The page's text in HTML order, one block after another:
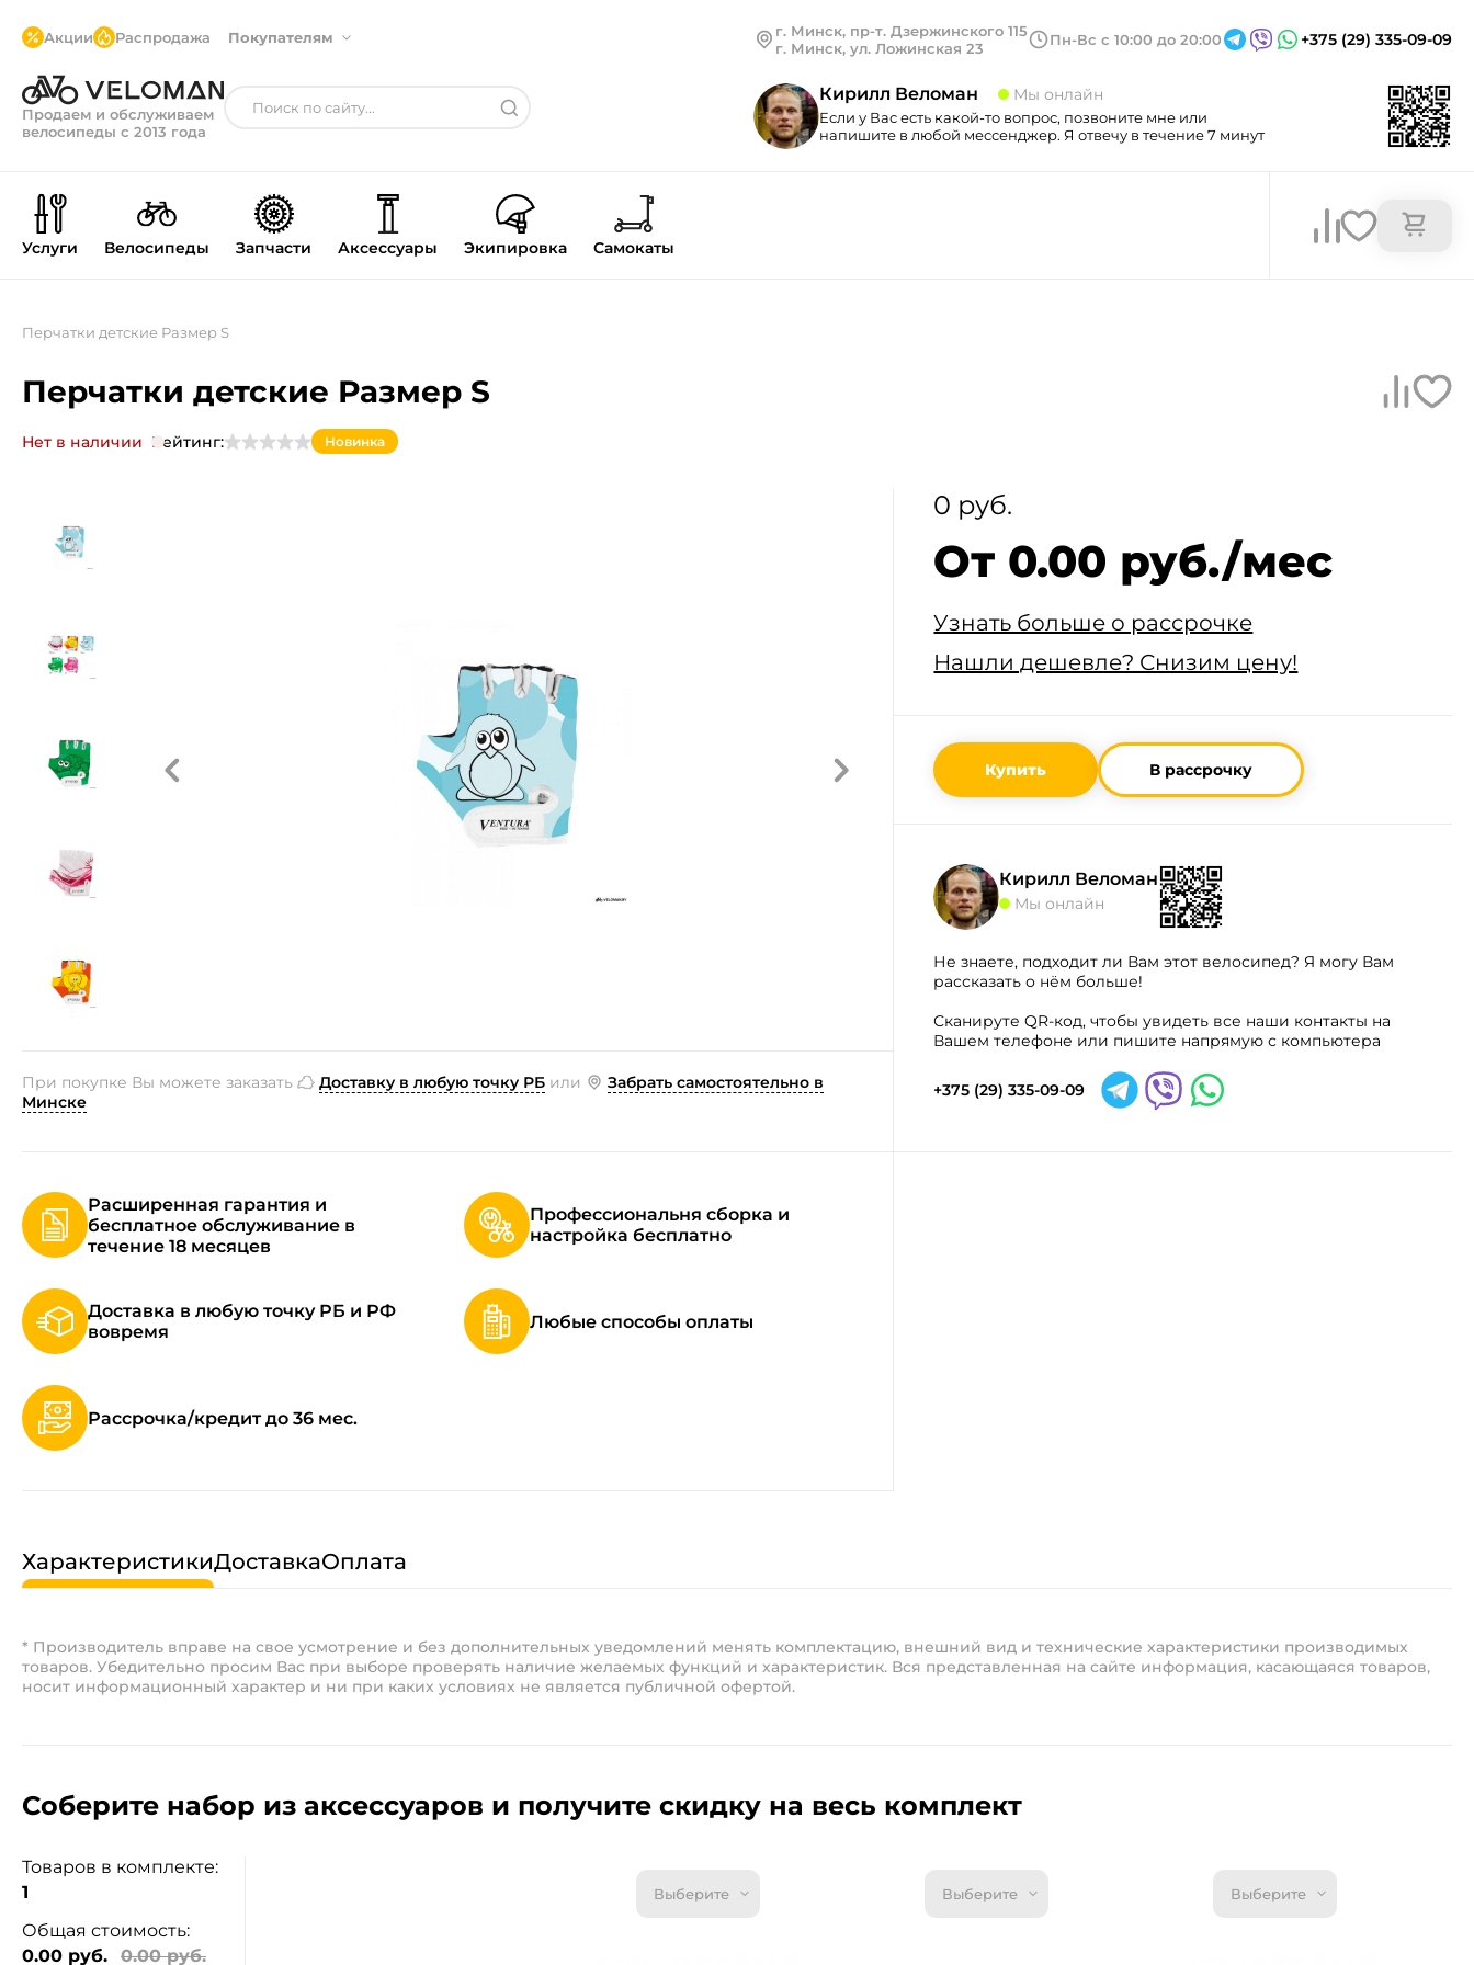
Акции Распродажа Покупателям
Продаем и обслуживаем
велосипеды с 2013 года
г. Минск, пр-т. Дзержинского 115
г. Минск, ул. Ложинская 23
Пн-Вс с 10:00 до 20:00 +375 (29) 335-09-09
Кирилл Веломан Мы онлайн
Если у Вас есть какой-то вопрос, позвоните мне или
напишите в любой мессенджер. Я отвечу в течение 7 минут
Услуги Велосипеды Запчасти Аксессуары Экипировка Самокаты
Перчатки детские Размер S
Перчатки детские Размер S
Нет в наличии Рейтинг: Новинка
При покупке Вы можете заказать Доставку в любую точку РБ или
Забрать самостоятельно в
Минске
0 руб.
От 0.00 руб./мес
Узнать больше о рассрочке
Нашли дешевле? Снизим цену!
Купить В рассрочку
Кирилл Веломан
Мы онлайн
Не знаете, подходит ли Вам этот велосипед? Я могу Вам
рассказать о нём больше!
Сканируте QR-код, чтобы увидеть все наши контакты на
Вашем телефоне или пишите напрямую с компьютера
+375 (29) 335-09-09
Расширенная гарантия и
бесплатное обслуживание в
течение 18 месяцев
Профессиональня сборка и
настройка бесплатно
Доставка в любую точку РБ и РФ
вовремя
Любые способы оплаты
Рассрочка/кредит до 36 мес.
ХарактеристикиДоставкаОплата
* Производитель вправе на свое усмотрение и без дополнительных уведомлений менять комплектацию, внешний вид и технические характеристики производимых
товаров. Убедительно просим Вас при выборе проверять наличие желаемых функций и характеристик. Вся представленная на сайте информация, касающаяся товаров,
носит информационный характер и ни при каких условиях не является публичной офертой.
Соберите набор из аксессуаров и получите скидку на весь комплект
Товаров в комплекте:
1
Общая стоимость:
0.00 руб.
0.00 руб.
Выберите Выберите Выберите